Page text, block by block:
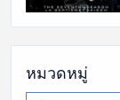
หมวดหมู่